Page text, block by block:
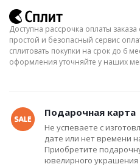
Доступна рассрочка оплаты
простой и безопасный сервис
сплитовать покупки на срок до 6
оформления уточняйте у наших
Подарочная карта
Не успеваете с
дате или нет времени
Приобретите
ювелирного украшения